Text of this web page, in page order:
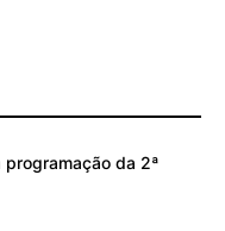
programação da 2ª